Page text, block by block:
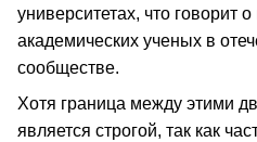
университетах, что говорит
академических ученых в
сообществе.
Хотя граница между этими
является строгой, так как